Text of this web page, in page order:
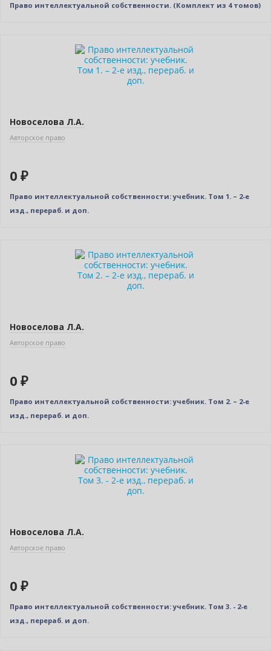
Право интеллектуальной собственности. (Комплект из 4 томов)
Новоселова Л.А.
Авторское право
0 ₽
Право интеллектуальной собственности: учебник. Том 1. – 2-е
изд., перераб. и доп.
Новоселова Л.А.
Авторское право
0 ₽
Право интеллектуальной собственности: учебник. Том 2. – 2-е
изд., перераб. и доп.
Новоселова Л.А.
Авторское право
0 ₽
Право интеллектуальной собственности: учебник. Том 3. - 2-е
изд., перераб. и доп.